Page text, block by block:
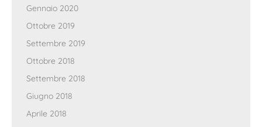
Gennaio 2020
Ottobre 2019
Settembre 2019
Ottobre 2018
Settembre 2018
Giugno 2018
Aprile 2018